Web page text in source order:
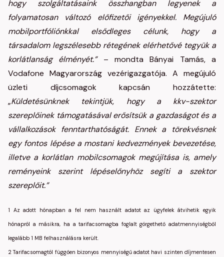
hogy szolgáltatásaink összhangban legyenek a
folyamatosan változó előfizetői igényekkel. Megújuló
mobilportfóliónkkal elsődleges célunk, hogy a
társadalom legszélesebb rétegének elérhetővé tegyük a
korlátlanság élményét.”– mondta Bányai Tamás, a
Vodafone Magyarország vezérigazgatója. A megújuló
üzleti díjcsomagok kapcsán hozzátette:
„Küldetésünknek tekintjük, hogy a kkv-szektor
szereplőinek támogatásával erősítsük a gazdaságot és a
vállalkozások fenntarthatóságát. Ennek a törekvésnek
egy fontos lépése a mostani kedvezmények bevezetése,
illetve a korlátlan mobilcsomagok megújítása is, amely
reményeink szerint lépéselőnyhöz segíti a szektor
szereplőit.”
1 Az adott hónapban a fel nem használt adatot az ügyfelek átvihetik egyik
hónapról a másikra, ha a tarifacsomagba foglalt görgethető adatmennyiségből
legalább 1 MB felhasználásra került.
2 Tarifacsomagtól függően bizonyos mennyiségű adatot havi szinten díjmentesen